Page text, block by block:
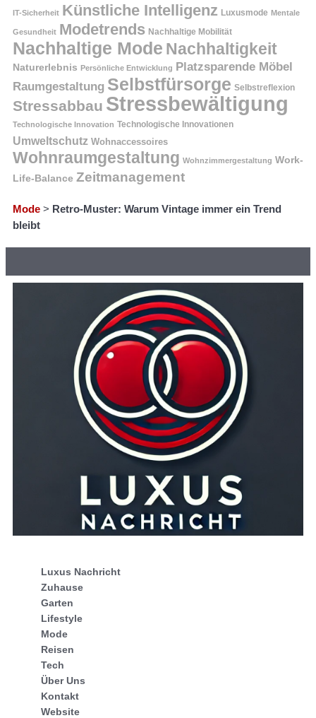
IT-Sicherheit Künstliche Intelligenz Luxusmode Mentale
Gesundheit Modetrends Nachhaltige Mobilität
Nachhaltige Mode Nachhaltigkeit
Naturerlebnis Persönliche Entwicklung Platzsparende Möbel
Raumgestaltung Selbstfürsorge Selbstreflexion
Stressabbau Stressbewältigung
Technologische Innovation Technologische Innovationen
Umweltschutz Wohnaccessoires
Wohnraumgestaltung Wohnzimmergestaltung Work-
Life-Balance Zeitmanagement
Mode > Retro-Muster: Warum Vintage immer ein Trend
bleibt
Luxus Nachricht
Zuhause
Garten
Lifestyle
Mode
Reisen
Tech
Über Uns
Kontakt
Website